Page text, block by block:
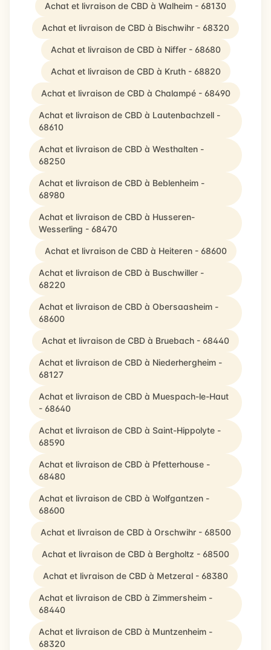
Achat et livraison de CBD à Walheim - 68130
Achat et livraison de CBD à Bischwihr - 68320
Achat et livraison de CBD à Niffer - 68680
Achat et livraison de CBD à Kruth - 68820
Achat et livraison de CBD à Chalampé - 68490
Achat et livraison de CBD à Lautenbachzell -
68610
Achat et livraison de CBD à Westhalten -
68250
Achat et livraison de CBD à Beblenheim -
68980
Achat et livraison de CBD à Husseren-
Wesserling - 68470
Achat et livraison de CBD à Heiteren - 68600
Achat et livraison de CBD à Buschwiller -
68220
Achat et livraison de CBD à Obersaasheim -
68600
Achat et livraison de CBD à Bruebach - 68440
Achat et livraison de CBD à Niederhergheim -
68127
Achat et livraison de CBD à Muespach-le-Haut
- 68640
Achat et livraison de CBD à Saint-Hippolyte -
68590
Achat et livraison de CBD à Pfetterhouse -
68480
Achat et livraison de CBD à Wolfgantzen -
68600
Achat et livraison de CBD à Orschwihr - 68500
Achat et livraison de CBD à Bergholtz - 68500
Achat et livraison de CBD à Metzeral - 68380
Achat et livraison de CBD à Zimmersheim -
68440
Achat et livraison de CBD à Muntzenheim -
68320